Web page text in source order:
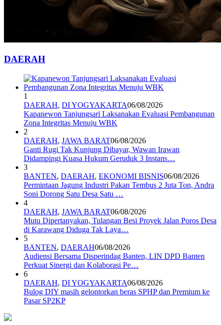
DAERAH
1
DAERAH, DI YOGYAKARTA06/08/2026
Kapanewon Tanjungsari Laksanakan Evaluasi Pembangunan
Zona Integritas Menuju WBK
2
DAERAH, JAWA BARAT06/08/2026
Ganti Rugi Tak Kunjung Dibayar, Wawan Irawan
Didampingi Kuasa Hukum Geruduk 3 Instans…
3
BANTEN, DAERAH, EKONOMI BISNIS06/08/2026
Permintaan Jagung Industri Pakan Tembus 2 Juta Ton, Andra
Soni Dorong Satu Desa Satu …
4
DAERAH, JAWA BARAT06/08/2026
Mutu Dipertanyakan, Tulangan Besi Proyek Jalan Poros Desa
di Karawang Diduga Tak Laya…
5
BANTEN, DAERAH06/08/2026
Audiensi Bersama Disperindag Banten, LIN DPD Banten
Perkuat Sinergi dan Kolaborasi Pe…
6
DAERAH, DI YOGYAKARTA06/08/2026
Bulog DIY masih gelontorkan beras SPHP dan Premium ke
Pasar SP2KP